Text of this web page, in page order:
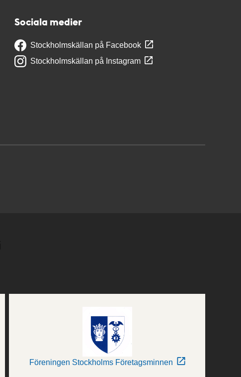
Sociala medier
Stockholmskällan på Facebook
Stockholmskällan på Instagram
Föreningen Stockholms Företagsminnen